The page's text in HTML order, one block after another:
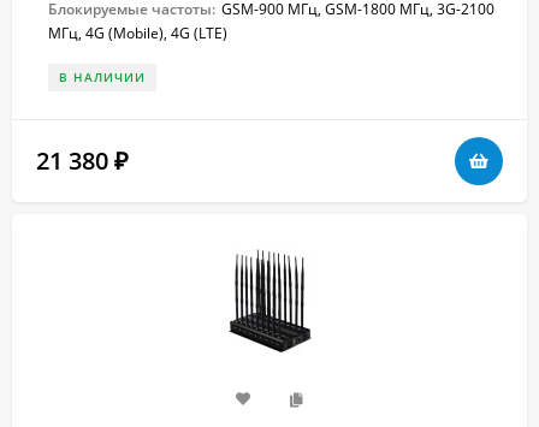
Блокируемые частоты: GSM-900 МГц, GSM-1800 МГц, 3G-2100
МГц, 4G (Mobile), 4G (LTE)
В НАЛИЧИИ
21 380 ₽